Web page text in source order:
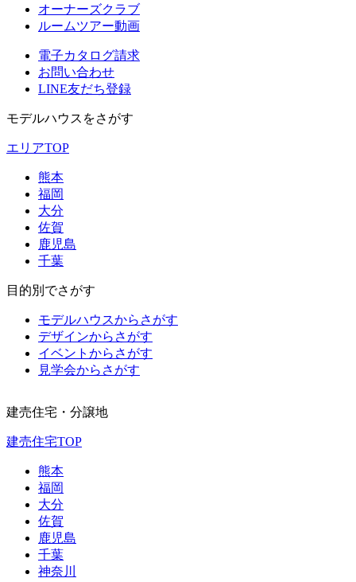
オーナーズクラブ
ルームツアー動画
電子カタログ請求
お問い合わせ
LINE友だち登録
モデルハウスをさがす
エリアTOP
熊本
福岡
大分
佐賀
鹿児島
千葉
目的別でさがす
モデルハウスからさがす
デザインからさがす
イベントからさがす
見学会からさがす
建売住宅・分譲地
建売住宅TOP
熊本
福岡
大分
佐賀
鹿児島
千葉
神奈川